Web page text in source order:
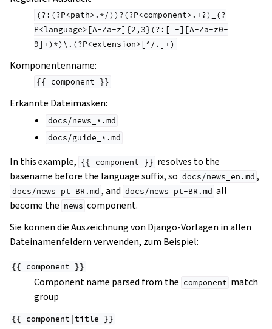
(?:(?P<path>.*/))?(?P<component>.+?)_(?
P<language>[A-Za-z]{2,3}(?:[_-][A-Za-z0-
9]+)*)\.(?P<extension>[^/.]+)
Komponentenname:
{{ component }}
Erkannte Dateimasken:
docs/news_*.md
docs/guide_*.md
In this example, {{ component }} resolves to the
basename before the language suffix, so docs/news_en.md ,
docs/news_pt_BR.md , and docs/news_pt-BR.md all
become the news component.
Sie können die Auszeichnung von Django-Vorlagen in allen
Dateinamenfeldern verwenden, zum Beispiel:
{{ component }}
Component name parsed from the component match
group
{{ component|title }}